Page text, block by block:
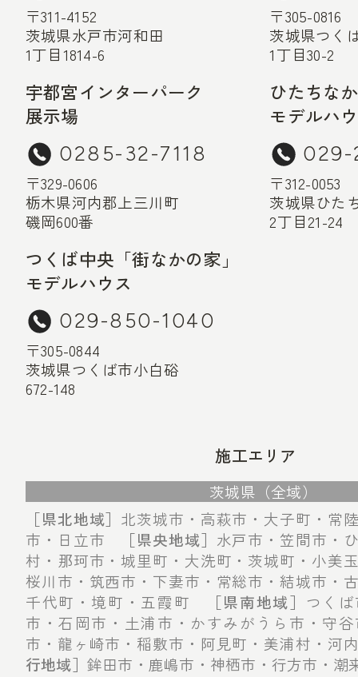
〒311-4152
茨城県水戸市河和田
1丁目1814-6
〒305-0816
茨城県つく
1丁目30-2
宇都宮インターパーク
展示場
0285-32-7118
〒329-0606
栃木県河内郡上三川町
磯岡600番
ひたちな
モデルハ
029-
〒312-0053
茨城県ひた
2丁目21-24
つくば中央「街なかの家」
モデルハウス
029-850-1040
〒305-0844
茨城県つくば市小白硲
672-148
施工エリア
茨城県（全域）
［県北地域］ 北茨城市・高萩市・大子町・常
市・日立市
［県央地域］ 水戸市・笠間市・
村・那珂市・城里町・大洗町・茨城町・小
桜川市・筑西市・下妻市・常総市・結城市・
千代町・境町・五霞町
［県南地域］ つく
市・石岡市・土浦市・かすみがうら市・守
市・龍ヶ崎市・稲敷市・阿見町・美浦村・
行地域］ 鉾田市・鹿嶋市・神栖市・行方市・潮